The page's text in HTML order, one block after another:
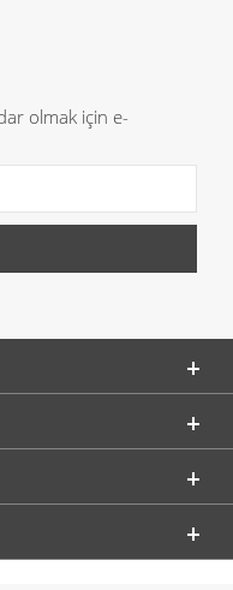
olmak için e-